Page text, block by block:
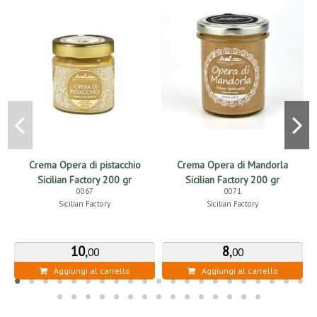
Crema Opera di pistacchio
Sicilian Factory 200 gr
0067
Sicilian Factory
10,00
Aggiungi al carrello
Crema Opera di Mandorla
Sicilian Factory 200 gr
0071
Sicilian Factory
8,00
Aggiungi al carrello